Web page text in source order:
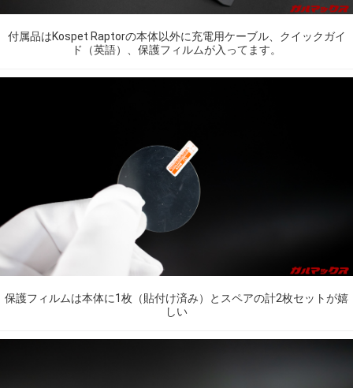
付属品はKospet Raptorの本体以外に充電用ケーブル、クイックガイ
ド（英語）、保護フィルムが入ってます。
保護フィルムは本体に1枚（貼付け済み）とスペアの計2枚セットが嬉
しい